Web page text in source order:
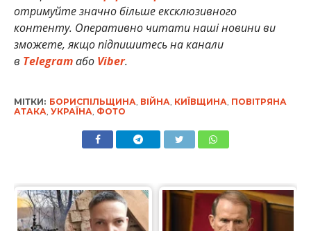
отримуйте значно більше ексклюзивного
контенту. Оперативно читати наші новини ви
зможете, якщо підпишитесь на канали
в Telegramабо Viber.
МІТКИ: БОРИСПІЛЬЩИНА ВІЙНА КИЇВЩИНА ПОВІТРЯНА
АТАКА УКРАЇНА ФОТО